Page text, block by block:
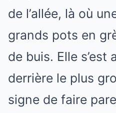
de l’allée, là où
grands pots en
de buis. Elle s’est
derrière le plus
signe de faire